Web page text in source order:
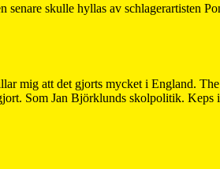
skulle hyllas av schlagerartisten
mig att det gjorts mycket i England.
Som Jan Björklunds skolpolitik. Keps